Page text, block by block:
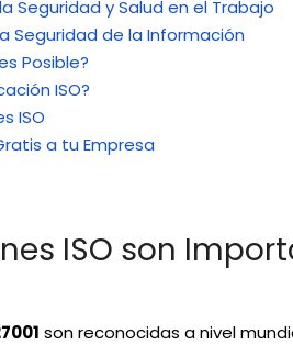
Seguridad y Salud en el Trabajo
Seguridad de la Información
Posible?
ISO?
ISO
a tu Empresa
ISO son
son reconocidas a nivel